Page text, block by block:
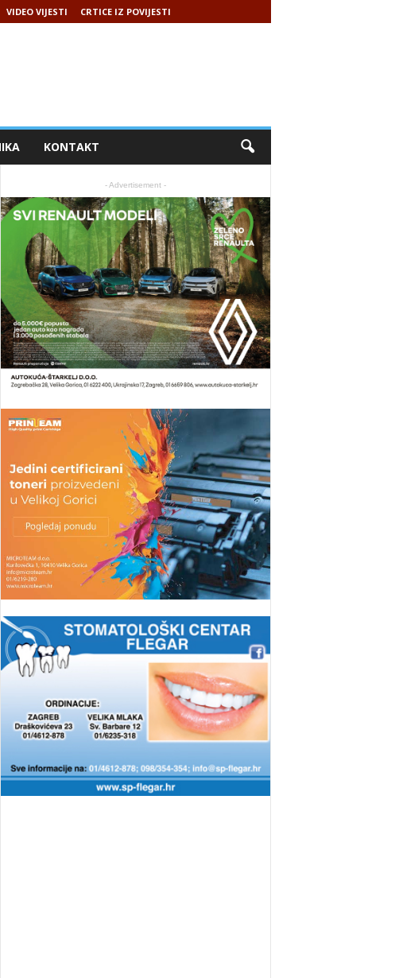
VIDEO VIJESTI CRTICE IZ POVIJESTI
KONTAKT
- Advertisement -